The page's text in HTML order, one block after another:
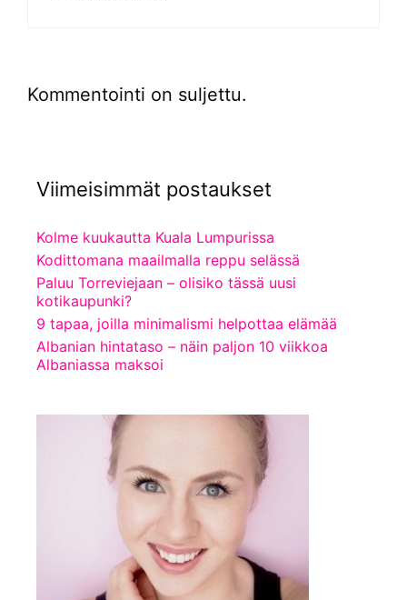
Kommentointi on suljettu.
Viimeisimmät postaukset
Kolme kuukautta Kuala Lumpurissa
Kodittomana maailmalla reppu selässä
Paluu Torreviejaan – olisiko tässä uusi
kotikaupunki?
9 tapaa, joilla minimalismi helpottaa elämää
Albanian hintataso – näin paljon 10 viikkoa
Albaniassa maksoi